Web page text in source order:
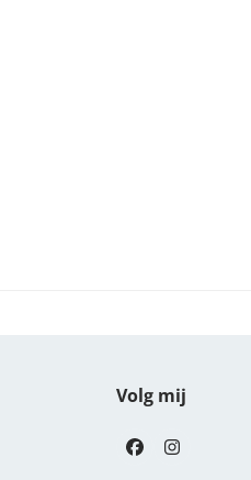
Volg mij
FacebookInstagram